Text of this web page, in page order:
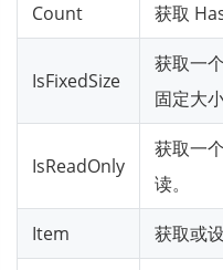
Count 获取
IsFixedSize
获取一
固定大小
IsReadOnly
获取一
读。
Item 获取或